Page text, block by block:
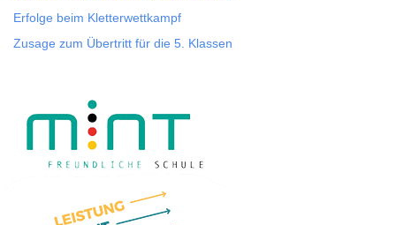
Erfolge beim Kletterwettkampf
Zusage zum Übertritt für die 5. Klassen